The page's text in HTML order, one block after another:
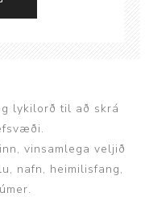
lykilorð til að skrá
vinsamlega veljið
nafn, heimilisfang,